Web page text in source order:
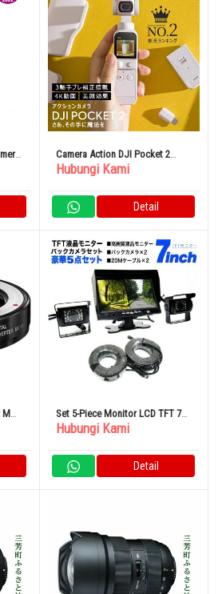
Camera Action DJI Pocket 2
Sunset White
Hubungi Kami
Detail
Set 5-Piece Monitor LCD TFT 7
Inci
Hubungi Kami
Detail